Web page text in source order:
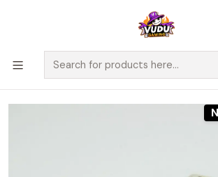
🚀 ¡Despachamos a todo Chile! Envío GRATIS a
$100.000 y a RM sobre $35.000
Home Preventas Maldito
Preventa - MONEDAS METÁLICAS -